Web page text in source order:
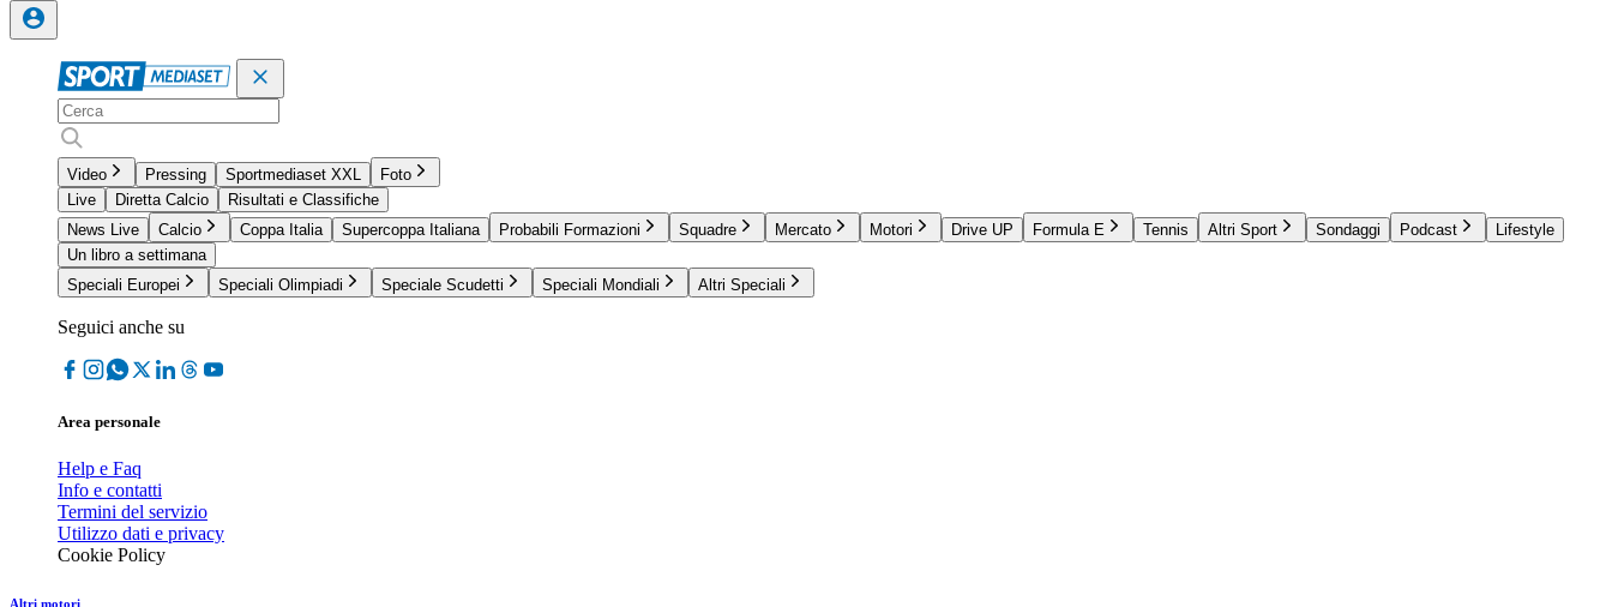
Video Pressing Sportmediaset XXL
Foto
Live
Diretta Calcio
Risultati e Classifiche
News Live
Calcio Coppa Italia Supercoppa Italiana Probabili Formazioni Squadre Mercato Motori Drive UP Formula E Tennis Altri Sport Sondaggi Podcast
Lifestyle
Un libro a settimana
Speciali Europei
Speciali Olimpiadi Speciale Scudetti Speciali Mondiali Altri Speciali
Seguici anche su
Area personale
Help e Faq
Info e contatti
Termini del servizio
Utilizzo dati e privacy
Cookie Policy
Altri motori